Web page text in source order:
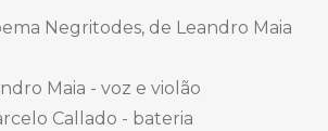
Negritodes, de Leandro Maia
Maia - voz e violão
Callado - bateria